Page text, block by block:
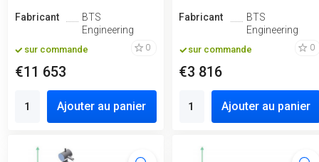
Fabricant
BTS
Engineering
sur commande 0
€11 653
Ajouter au panier
Fabricant
BTS
Engineering
sur commande 0
€3 816
Ajouter au panier